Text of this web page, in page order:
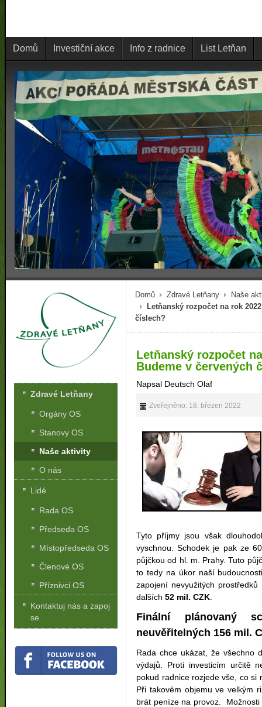
Domů Investiční akce Info z radnice List Letňan
Domů Zdravé Letňany
Naše
Letňanský rozpočet na rok
číslech?
Letňanský rozpočet
Budeme v červených
Napsal Deutsch Olaf
Zveřejněno: 18. březen 2022
Tyto příjmy jsou však
vyschnou. Schodek je pak ze
půjčkou od hl. m. Prahy. Tuto
to tedy na úkor naší
zapojení nevyužitých
dalších 52 mil. CZK
Finální plánovaný
neuvěřitelných 156 mil.
Rada chce ukázat, že všechno
výdajů. Proti investicím určitě
pokud radnice rozjede vše, co si
Při takovém objemu ve velkým
brát peníze na provoz.
Zdravé Letňany
Orgány OS
Stanovy OS
Naše aktivity
O nás
Lidé
Rada OS
Předseda OS
Místopředseda OS
Členové OS
Příznivci OS
Kontaktuj nás a zapoj
se